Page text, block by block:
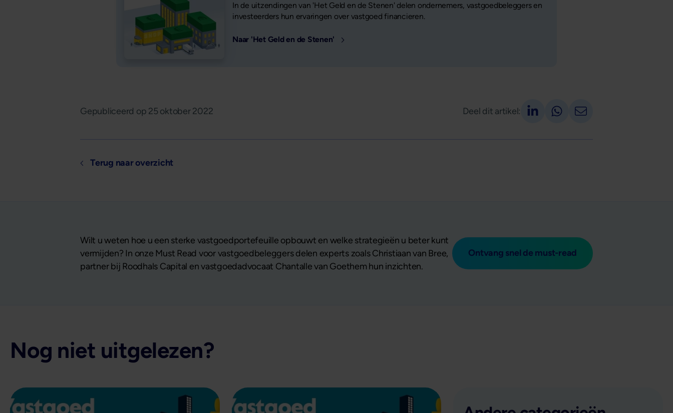
In de uitzendingen van 'Het Geld en de Stenen' delen ondernemers, vastgoedbeleggers en
investeerders hun ervaringen over vastgoed financieren.
Naar 'Het Geld en de Stenen'
Gepubliceerd op 25 oktober 2022 Deel dit artikel: Deel op LinkedIn
Deel via Whatsapp
Deel via email
Terug naar overzicht
Wilt u weten hoe u een sterke vastgoedportefeuille opbouwt en welke strategieën u beter kunt
vermijden? In onze Must Read voor vastgoedbeleggers delen experts zoals Christiaan van Bree,
partner bij Roodhals Capital en vastgoedadvocaat Chantalle van Goethem hun inzichten.
Ontvang snel de must-read
Nog niet uitgelezen?